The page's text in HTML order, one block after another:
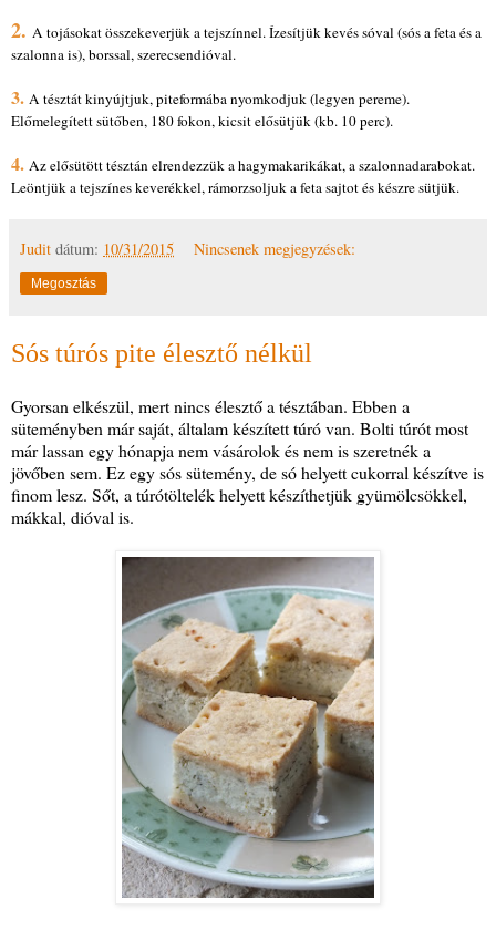
2. A tojásokat összekeverjük a tejszínnel. Ízesítjük kevés sóval (sós a feta és a
szalonna is), borssal, szerecsendióval.
3. A tésztát kinyújtjuk, piteformába nyomkodjuk (legyen pereme).
Előmelegített sütőben, 180 fokon, kicsit elősütjük (kb. 10 perc).
4. Az elősütött tésztán elrendezzük a hagymakarikákat, a szalonnadarabokat.
Leöntjük a tejszínes keverékkel, rámorzsoljuk a feta sajtot és készre sütjük.
Judit dátum: 10/31/2015 Nincsenek megjegyzések:
Megosztás
Sós túrós pite élesztő nélkül
Gyorsan elkészül, mert nincs élesztő a tésztában. Ebben a
süteményben már saját, általam készített túró van. Bolti túrót most
már lassan egy hónapja nem vásárolok és nem is szeretnék a
jövőben sem. Ez egy sós sütemény, de só helyett cukorral készítve is
finom lesz. Sőt, a túrótöltelék helyett készíthetjük gyümölcsökkel,
mákkal, dióval is.